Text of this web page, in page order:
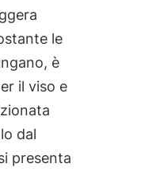
le
è
il viso e
dal
presenta